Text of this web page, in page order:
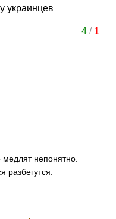
украинцев
4/ 1
непонятно.
разбегутся.